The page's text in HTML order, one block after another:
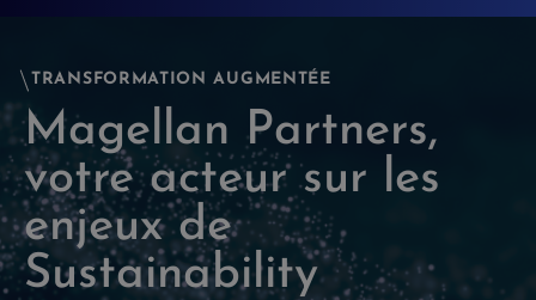
TRANSFORMATION AUGMENTÉE
Magellan Partners,
votre acteur sur les
enjeux de
Sustainability